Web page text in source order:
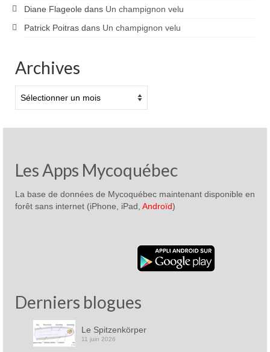
Diane Flageole dans Un champignon velu
Patrick Poitras dans Un champignon velu
Archives
Les Apps Mycoquébec
La base de données de Mycoquébec maintenant disponible en
forêt sans internet (iPhone, iPad, Androïd)
Derniers blogues
Le Spitzenkörper
11 juin 2026